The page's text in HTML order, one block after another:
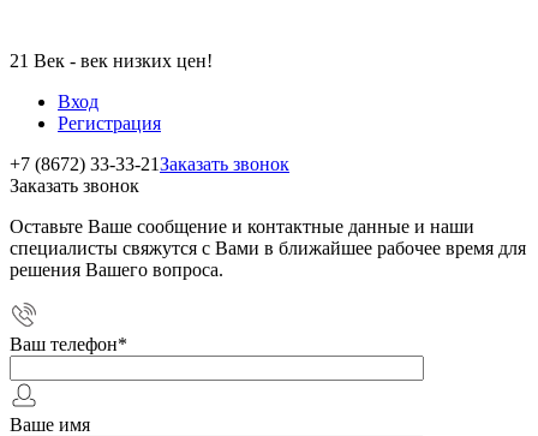
21 Век - век низких цен!
Вход
Регистрация
+7 (8672) 33-33-21Заказать звонок
Заказать звонок
Оставьте Ваше сообщение и контактные данные и наши
специалисты свяжутся с Вами в ближайшее рабочее время для
решения Вашего вопроса.
Ваш телефон*
Ваше имя